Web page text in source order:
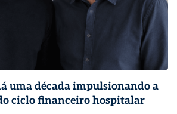
uma década impulsionando a
ciclo financeiro hospitalar